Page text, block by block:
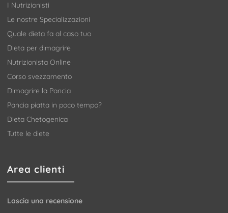
I Nutrizionisti
Le nostre Specializzazioni
Quale dieta fa al caso tuo
Dieta per dimagrire
Nutrizionista Online
Corso svezzamento
Dimagrire la Pancia
Pancia piatta in poco tempo?
Dieta Chetogenica
Tutte le diete
Area clienti
Lascia una recensione